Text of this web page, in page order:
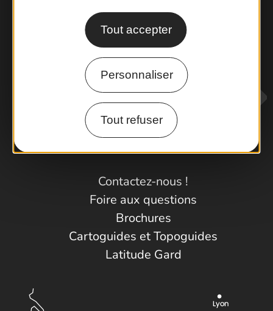
Tout accepter
Personnaliser
Tout refuser
Visiter le Pont du Gard en famille
Les Arènes de Nîmes
Escapade en Camargue
Randonnée en Cévennes
Contactez-nous !
Foire aux questions
Brochures
Cartoguides et Topoguides
Latitude Gard